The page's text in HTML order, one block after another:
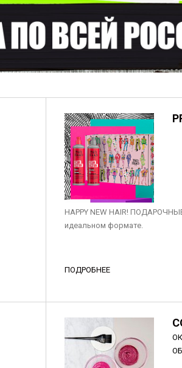
HAPPY NEW HAIR!
идеальном формате.
ПОДРОБНЕЕ